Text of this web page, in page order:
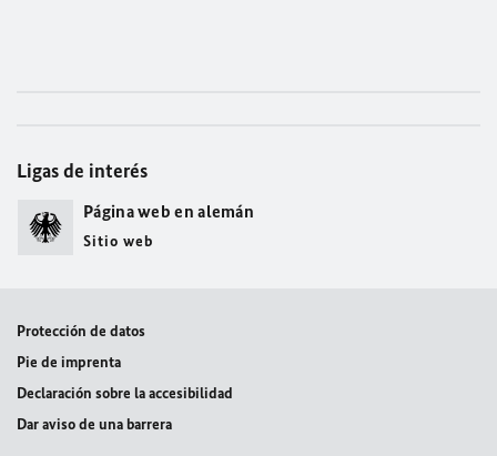
Ligas de interés
Página web en alemán
Sitio web
Protección de datos
Pie de imprenta
Declaración sobre la accesibilidad
Dar aviso de una barrera